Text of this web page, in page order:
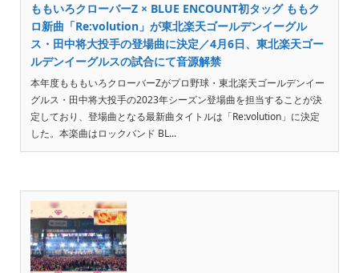
ももいろクローバーZ × BLUE ENCOUNT初タッグ ももク
ロ新曲「Re:volution」が東北楽天ゴールデンイーグル
ス・田中将大投手の登場曲に決定／4月6日、東北楽天ゴー
ルデンイーグルスの試合にて音源解禁
本年度もももいろクローバーZがプロ野球・東北楽天ゴールデンイー
グルス・田中将大投手の2023年シーズン登場曲を担当することが決
定しており、登場曲となる最新曲タイトルは「Re:volution」に決定
した。本楽曲はロックバンド BL...